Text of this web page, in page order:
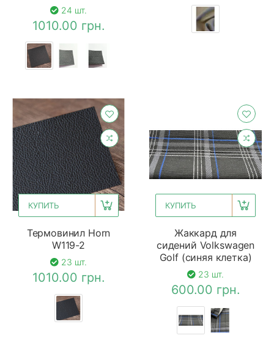
24 шт.
1010.00 грн.
КУПИТЬ
Термовинил Horn
W119-2
23 шт.
1010.00 грн.
КУПИТЬ
Жаккард для
сидений Volkswagen
Golf (синяя клетка)
23 шт.
600.00 грн.